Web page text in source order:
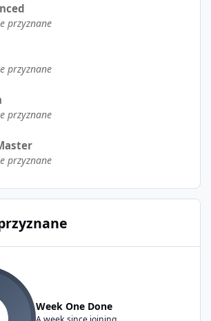
przyznane
przyznane
przyznane
przyznane
Week One Done